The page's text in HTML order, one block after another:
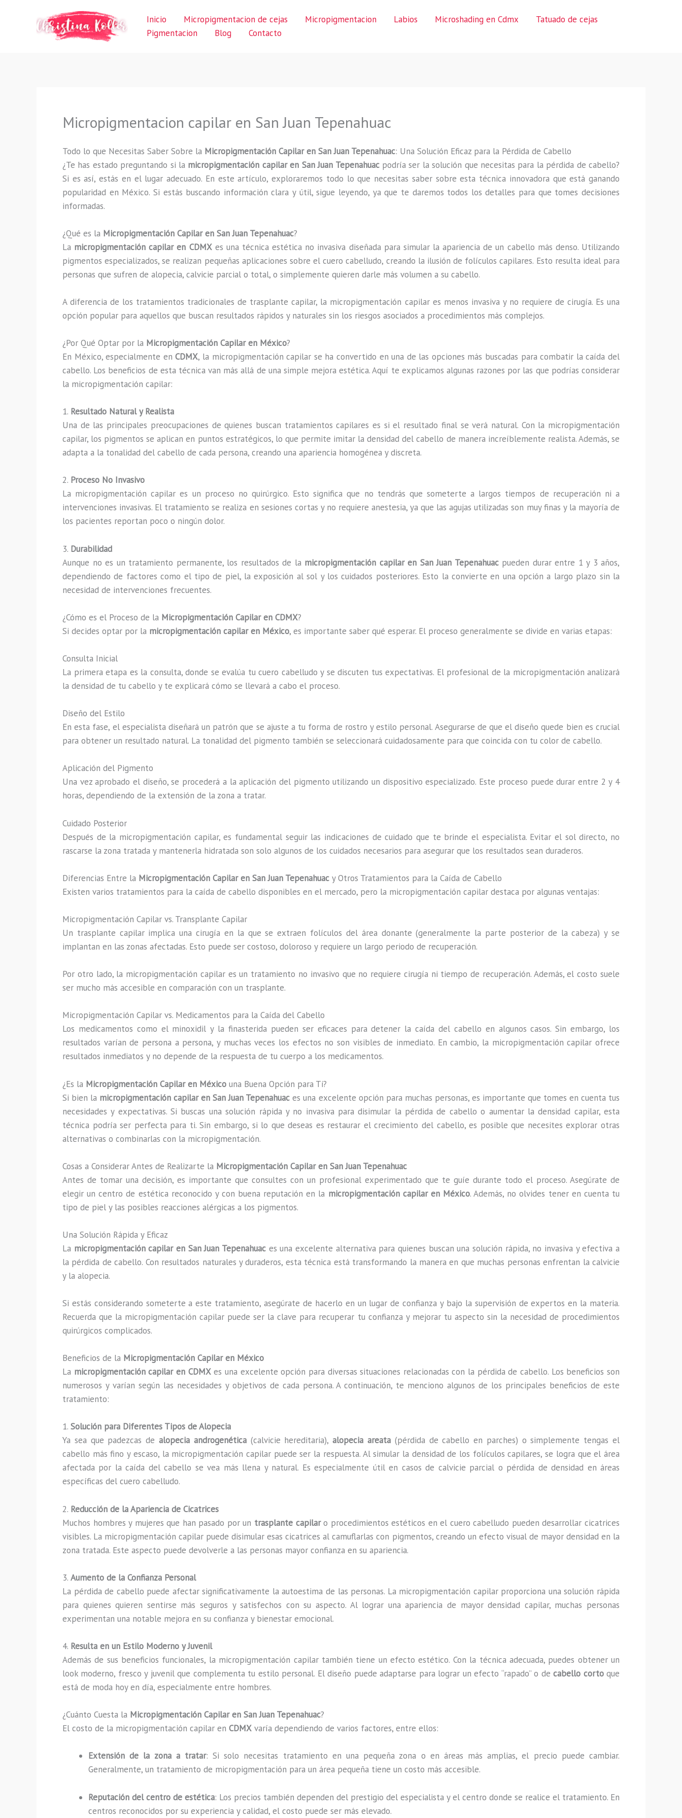
Inicio Micropigmentacion de cejas Micropigmentacion Labios Microshading en Cdmx
Tatuado de cejas
Pigmentacion
Blog Contacto
Micropigmentacion capilar en San Juan Tepenahuac
Todo lo que Necesitas Saber Sobre la Micropigmentación Capilar en San Juan Tepenahuac: Una Solución Eficaz para la Pérdida de Cabello
¿Te has estado preguntando si la micropigmentación capilar en San Juan Tepenahuacpodría ser la solución que necesitas para la pérdida de cabello?
Si es así, estás en el lugar adecuado. En este artículo, exploraremos todo lo que necesitas saber sobre esta técnica innovadora que está ganando
popularidad en México. Si estás buscando información clara y útil, sigue leyendo, ya que te daremos todos los detalles para que tomes decisiones
informadas.
¿Qué es la Micropigmentación Capilar en San Juan Tepenahuac?
La micropigmentación capilar en CDMXes una técnica estética no invasiva diseñada para simular la apariencia de un cabello más denso. Utilizando
pigmentos especializados, se realizan pequeñas aplicaciones sobre el cuero cabelludo, creando la ilusión de folículos capilares. Esto resulta ideal para
personas que sufren de alopecia, calvicie parcial o total, o simplemente quieren darle más volumen a su cabello.
A diferencia de los tratamientos tradicionales de trasplante capilar, la micropigmentación capilar es menos invasiva y no requiere de cirugía. Es una
opción popular para aquellos que buscan resultados rápidos y naturales sin los riesgos asociados a procedimientos más complejos.
¿Por Qué Optar por la Micropigmentación Capilar en México?
En México, especialmente enCDMX, la micropigmentación capilar se ha convertido en una de las opciones más buscadas para combatir la caída del
cabello. Los beneficios de esta técnica van más allá de una simple mejora estética. Aquí te explicamos algunas razones por las que podrías considerar
la micropigmentación capilar:
1. Resultado Natural y Realista
Una de las principales preocupaciones de quienes buscan tratamientos capilares es si el resultado final se verá natural. Con la micropigmentación
capilar, los pigmentos se aplican en puntos estratégicos, lo que permite imitar la densidad del cabello de manera increíblemente realista. Además, se
adapta a la tonalidad del cabello de cada persona, creando una apariencia homogénea y discreta.
2. Proceso No Invasivo
La micropigmentación capilar es un proceso no quirúrgico. Esto significa que no tendrás que someterte a largos tiempos de recuperación ni a
intervenciones invasivas. El tratamiento se realiza en sesiones cortas y no requiere anestesia, ya que las agujas utilizadas son muy finas y la mayoría de
los pacientes reportan poco o ningún dolor.
3. Durabilidad
Aunque no es un tratamiento permanente, los resultados de la micropigmentación capilar en San Juan Tepenahuacpueden durar entre 1 y 3 años,
dependiendo de factores como el tipo de piel, la exposición al sol y los cuidados posteriores. Esto la convierte en una opción a largo plazo sin la
necesidad de intervenciones frecuentes.
¿Cómo es el Proceso de la Micropigmentación Capilar en CDMX?
Si decides optar por la micropigmentación capilar en México, es importante saber qué esperar. El proceso generalmente se divide en varias etapas:
Consulta Inicial
La primera etapa es la consulta, donde se evalúa tu cuero cabelludo y se discuten tus expectativas. El profesional de la micropigmentación analizará
la densidad de tu cabello y te explicará cómo se llevará a cabo el proceso.
Diseño del Estilo
En esta fase, el especialista diseñará un patrón que se ajuste a tu forma de rostro y estilo personal. Asegurarse de que el diseño quede bien es crucial
para obtener un resultado natural. La tonalidad del pigmento también se seleccionará cuidadosamente para que coincida con tu color de cabello.
Aplicación del Pigmento
Una vez aprobado el diseño, se procederá a la aplicación del pigmento utilizando un dispositivo especializado. Este proceso puede durar entre 2 y 4
horas, dependiendo de la extensión de la zona a tratar.
Cuidado Posterior
Después de la micropigmentación capilar, es fundamental seguir las indicaciones de cuidado que te brinde el especialista. Evitar el sol directo, no
rascarse la zona tratada y mantenerla hidratada son solo algunos de los cuidados necesarios para asegurar que los resultados sean duraderos.
Diferencias Entre la Micropigmentación Capilar en San Juan Tepenahuac y Otros Tratamientos para la Caída de Cabello
Existen varios tratamientos para la caída de cabello disponibles en el mercado, pero la micropigmentación capilar destaca por algunas ventajas:
Micropigmentación Capilar vs. Transplante Capilar
Un trasplante capilar implica una cirugía en la que se extraen folículos del área donante (generalmente la parte posterior de la cabeza) y se
implantan en las zonas afectadas. Esto puede ser costoso, doloroso y requiere un largo periodo de recuperación.
Por otro lado, la micropigmentación capilar es un tratamiento no invasivo que no requiere cirugía ni tiempo de recuperación. Además, el costo suele
ser mucho más accesible en comparación con un trasplante.
Micropigmentación Capilar vs. Medicamentos para la Caída del Cabello
Los medicamentos como el minoxidil y la finasterida pueden ser eficaces para detener la caída del cabello en algunos casos. Sin embargo, los
resultados varían de persona a persona, y muchas veces los efectos no son visibles de inmediato. En cambio, la micropigmentación capilar ofrece
resultados inmediatos y no depende de la respuesta de tu cuerpo a los medicamentos.
¿Es la Micropigmentación Capilar en México una Buena Opción para Ti?
Si bien la micropigmentación capilar en San Juan Tepenahuac es una excelente opción para muchas personas, es importante que tomes en cuenta tus
necesidades y expectativas. Si buscas una solución rápida y no invasiva para disimular la pérdida de cabello o aumentar la densidad capilar, esta
técnica podría ser perfecta para ti. Sin embargo, si lo que deseas es restaurar el crecimiento del cabello, es posible que necesites explorar otras
alternativas o combinarlas con la micropigmentación.
Cosas a Considerar Antes de Realizarte la Micropigmentación Capilar en San Juan Tepenahuac
Antes de tomar una decisión, es importante que consultes con un profesional experimentado que te guíe durante todo el proceso. Asegúrate de
elegir un centro de estética reconocido y con buena reputación en la micropigmentación capilar en México. Además, no olvides tener en cuenta tu
tipo de piel y las posibles reacciones alérgicas a los pigmentos.
Una Solución Rápida y Eficaz
La micropigmentación capilar en San Juan Tepenahuac es una excelente alternativa para quienes buscan una solución rápida, no invasiva y efectiva a
la pérdida de cabello. Con resultados naturales y duraderos, esta técnica está transformando la manera en que muchas personas enfrentan la calvicie
y la alopecia.
Si estás considerando someterte a este tratamiento, asegúrate de hacerlo en un lugar de confianza y bajo la supervisión de expertos en la materia.
Recuerda que la micropigmentación capilar puede ser la clave para recuperar tu confianza y mejorar tu aspecto sin la necesidad de procedimientos
quirúrgicos complicados.
Beneficios de la Micropigmentación Capilar en México
La micropigmentación capilar en CDMXes una excelente opción para diversas situaciones relacionadas con la pérdida de cabello. Los beneficios son
numerosos y varían según las necesidades y objetivos de cada persona. A continuación, te menciono algunos de los principales beneficios de este
tratamiento:
1. Solución para Diferentes Tipos de Alopecia
Ya sea que padezcas de alopecia androgenética(calvicie hereditaria),alopecia areata(pérdida de cabello en parches) o simplemente tengas el
cabello más fino y escaso, la micropigmentación capilar puede ser la respuesta. Al simular la densidad de los folículos capilares, se logra que el área
afectada por la caída del cabello se vea más llena y natural. Es especialmente útil en casos de calvicie parcial o pérdida de densidad en áreas
específicas del cuero cabelludo.
2. Reducción de la Apariencia de Cicatrices
Muchos hombres y mujeres que han pasado por un trasplante capilaro procedimientos estéticos en el cuero cabelludo pueden desarrollar cicatrices
visibles. La micropigmentación capilar puede disimular esas cicatrices al camuflarlas con pigmentos, creando un efecto visual de mayor densidad en la
zona tratada. Este aspecto puede devolverle a las personas mayor confianza en su apariencia.
3. Aumento de la Confianza Personal
La pérdida de cabello puede afectar significativamente la autoestima de las personas. La micropigmentación capilar proporciona una solución rápida
para quienes quieren sentirse más seguros y satisfechos con su aspecto. Al lograr una apariencia de mayor densidad capilar, muchas personas
experimentan una notable mejora en su confianza y bienestar emocional.
4. Resulta en un Estilo Moderno y Juvenil
Además de sus beneficios funcionales, la micropigmentación capilar también tiene un efecto estético. Con la técnica adecuada, puedes obtener un
look moderno, fresco y juvenil que complementa tu estilo personal. El diseño puede adaptarse para lograr un efecto “rapado” o decabello cortoque
está de moda hoy en día, especialmente entre hombres.
¿Cuánto Cuesta la Micropigmentación Capilar en San Juan Tepenahuac?
El costo de la micropigmentación capilar en CDMX varía dependiendo de varios factores, entre ellos:
Extensión de la zona a tratar: Si solo necesitas tratamiento en una pequeña zona o en áreas más amplias, el precio puede cambiar.
Generalmente, un tratamiento de micropigmentación para un área pequeña tiene un costo más accesible.
Reputación del centro de estética: Los precios también dependen del prestigio del especialista y el centro donde se realice el tratamiento. En
centros reconocidos por su experiencia y calidad, el costo puede ser más elevado.